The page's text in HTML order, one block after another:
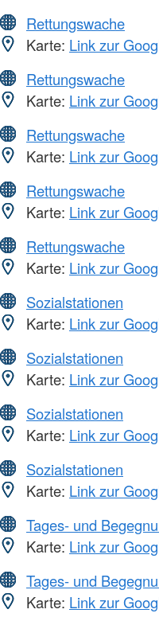
Rettungswache
Karte: Link zur
Rettungswache
Karte: Link zur
Rettungswache
Karte: Link zur
Rettungswache
Karte: Link zur
Rettungswache
Karte: Link zur
Sozialstationen
Karte: Link zur
Sozialstationen
Karte: Link zur
Sozialstationen
Karte: Link zur
Sozialstationen
Karte: Link zur
Tages- und
Karte: Link zur
Tages- und
Karte: Link zur